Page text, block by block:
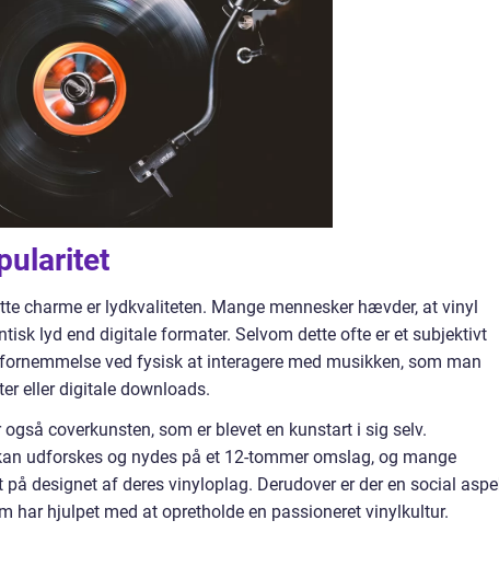
charme er lydkvaliteten. Mange mennesker hævder, at vinyl
lyd end digitale formater. Selvom dette ofte er et subjektivt
ved fysisk at interagere med musikken, som man
eller digitale downloads.
coverkunsten, som er blevet en kunstart i sig selv.
udforskes og nydes på et 12-tommer omslag, og mange
designet af deres vinyloplag. Derudover er der en social
har hjulpet med at opretholde en passioneret vinylkultur.